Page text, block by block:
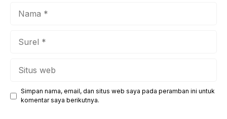
Simpan nama, email, dan situs web saya pada peramban ini untuk
komentar saya berikutnya.